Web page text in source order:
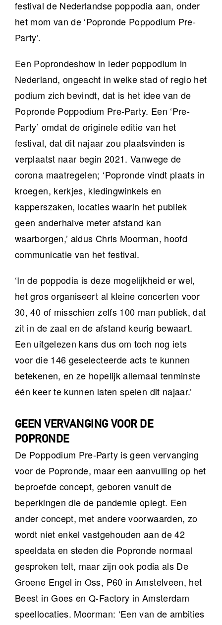
festival de Nederlandse poppodia aan, onder
het mom van de ‘Popronde Poppodium Pre-
Party’.
Een Poprondeshow in ieder poppodium in
Nederland, ongeacht in welke stad of regio het
podium zich bevindt, dat is het idee van de
Popronde Poppodium Pre-Party. Een ‘Pre-
Party’ omdat de originele editie van het
festival, dat dit najaar zou plaatsvinden is
verplaatst naar begin 2021. Vanwege de
corona maatregelen; ‘Popronde vindt plaats in
kroegen, kerkjes, kledingwinkels en
kapperszaken, locaties waarin het publiek
geen anderhalve meter afstand kan
waarborgen,’ aldus Chris Moorman, hoofd
communicatie van het festival.
‘In de poppodia is deze mogelijkheid er wel,
het gros organiseert al kleine concerten voor
30, 40 of misschien zelfs 100 man publiek, dat
zit in de zaal en de afstand keurig bewaart.
Een uitgelezen kans dus om toch nog iets
voor die 146 geselecteerde acts te kunnen
betekenen, en ze hopelijk allemaal tenminste
één keer te kunnen laten spelen dit najaar.’
GEEN VERVANGING VOOR DE
POPRONDE
De Poppodium Pre-Party is geen vervanging
voor de Popronde, maar een aanvulling op het
beproefde concept, geboren vanuit de
beperkingen die de pandemie oplegt. Een
ander concept, met andere voorwaarden, zo
wordt niet enkel vastgehouden aan de 42
speeldata en steden die Popronde normaal
gesproken telt, maar zijn ook podia als De
Groene Engel in Oss, P60 in Amstelveen, het
Beest in Goes en Q-Factory in Amsterdam
speellocaties. Moorman: ‘Een van de ambities